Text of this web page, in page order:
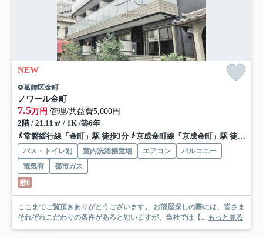
NEW
葛飾区金町
ノワール金町
7.5万円 管理/共益費5,000円
2階 / 21.11㎡ / 1K /築6年
常磐緩行線「金町」駅 徒歩3分
京成金町線「京成金町」駅 徒歩2分
バス・トイレ別 室内洗濯機置場 エアコン
バルコニー
電気有
都市ガス
敷0
ここまでご覧頂きありがとうございます。 お部屋探しの際には、皆さま
それぞれこだわりの条件があると思いますが、当社では【... もっと見る